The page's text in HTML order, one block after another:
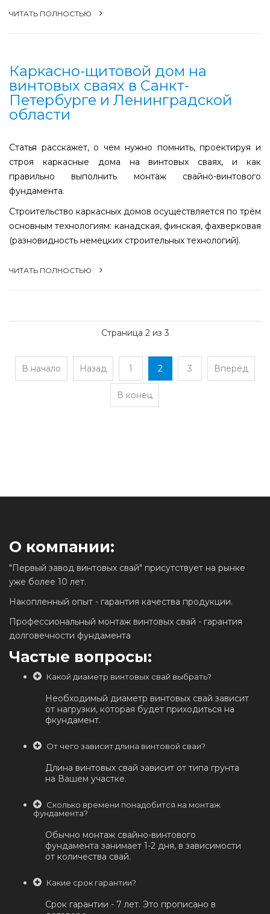
ЧИТАТЬ ПОЛНОСТЬЮ
Каркасно-щитовой дом на
винтовых сваях в Санкт-
Петербурге и Ленинградской
области
Статья расскажет, о чем нужно помнить, проектируя и
строя каркасные дома на винтовых сваях, и как
правильно выполнить монтаж свайно-винтового
фундамента.
Строительство каркасных домов осуществляется по трём
основным технологиям: канадская, финская, фахверковая
(разновидность немецких строительных технологий).
ЧИТАТЬ ПОЛНОСТЬЮ
Страница 2 из 3
В начало Назад 1 2 3 Вперёд
В конец
О компании:
"Первый завод винтовых свай" присутствует на рынке
уже более 10 лет.
Накопленный опыт - гарантия качества продукции.
Профессиональный монтаж винтовых свай - гарантия
долговечности фундамента
Частые вопросы:
Какой диаметр винтовых свай выбрать?
Необходимый диаметр винтовых свай зависит
от нагрузки, которая будет приходиться на
фкундамент.
От чего зависит длина винтовой сваи?
Длина винтовых свай зависит от типа грунта
на Вашем участке.
Сколько времени понадобится на монтаж
фундамента?
Обычно монтаж свайно-винтового
фундамента занимает 1-2 дня, в зависимости
от количества свай.
Какие срок гарантии?
Срок гарантии - 7 лет. Это прописано в